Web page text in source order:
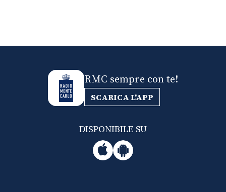
RMC sempre con te!
SCARICA L'APP
DISPONIBILE SU